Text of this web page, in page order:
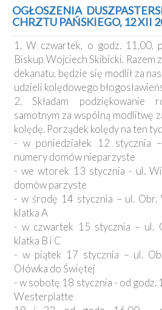
Kancelaria
Galeria
Dekanat
Nowy
Staw
Kolegiacka
Duszpasterze
Polecane
strony
Ochrona
Małoletnich
OGŁOSZENIA
CHRZTU PAŃSKIEGO, 12 XII
1. W czwartek, o godz. 11.00,
Biskup Wojciech Skibicki. Razem
dekanatu, będzie się modlił za
udzieli kolędowego
2. Składam podziękowanie
samotnym za wspólną modlitwę
kolędę. Porządek kolędy na ten
- w poniedziałek 12 stycznia
numery domów nieparzyste
- we wtorek 13 stycznia - ul.
domów parzyste
- w środę 14 stycznia – ul.
klatka A
- w czwartek 15 stycznia – ul.
klatka B i C
- w piątek 17 stycznia – ul.
Ołówka do Świętej
- w sobotę 18 stycznia - od godz.
Westerplatte